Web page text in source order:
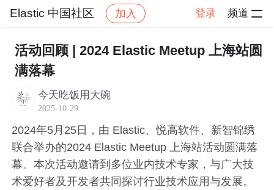
Elastic 中国社区 加入 登录 频道
社区 Elastic 中国社区 会议及 Meetups 帖子详
活动回顾 | 2024 Elastic Meetup 上海站圆
满落幕
今天吃饭用大碗
2025-10-29
2024年5月25日，由 Elastic、悦高软件、新智锦绣
联合举办的2024 Elastic Meetup 上海站活动圆满落
幕。本次活动邀请到多位业内技术专家，与广大技
术爱好者及开发者共同探讨行业技术应用与发展。